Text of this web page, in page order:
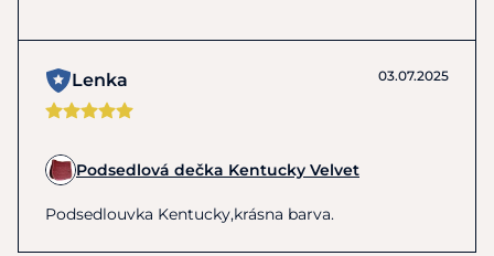
Lenka 03.07.2025
Podsedlová dečka Kentucky Velvet
Podsedlouvka Kentucky,krásna barva.